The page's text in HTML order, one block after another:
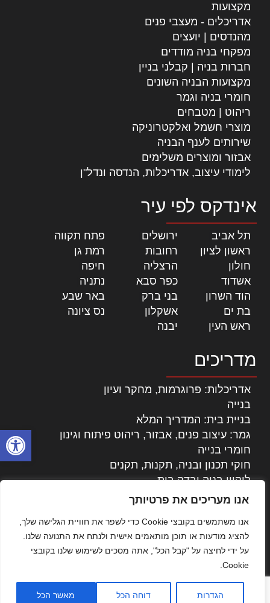
פתח
אנו מעריכים את פרטיותך
אנו משתמשים בקובצי Cookie כדי לשפר את חוויית הגלישה שלך,
להציג מודעות או תוכן מותאמים אישית ולנתח את התנועה שלנו.
על ידי לחיצה על "קבל הכל", אתה מסכים לשימוש שלנו בקובצי
Cookie.
הגדרות דוחה הכל מאשר הכל
מקצועות
אדריכלים - מעצבי פנים
מהנדסים | יועצים
מפקחי בניה מודדים
חברות בניה | קבלני בניין
מקצועות הבניה השונים
חומרי בניה וגמר
ריהוט | מטבחים
מוצרי חשמל ואלקטרוניקה
שירותים לענף הבניה
אבזור ומוצרים משלימים
לימודי עיצוב, אדריכלות, הנדסה ונדל"ן
אינדקס לפי עיר
תל אביב ירושלים פתח תקווה
ראשון לציון
רחובות רמת גן
חולון
הרצליה חיפה
אשדוד
כפר סבא נתניה
הוד השרון
בני ברק באר שבע
בת ים
אשקלון נס ציונה
ראש העין
יבנה
מדריכים
אדריכלות: פרוגרמות, מחקר ועיון
בנייה
בניית בית: המדריך המלא
גמר: עיצוב פנים, אבזור, ריהוט פיתוח וגינון
חומרי בנייה
חוקי תכנון ובניה, תקנות, תקנים
ליקויי בניה ובדק בית
נדל"ן: זכויות, אגרות ועסקאות
עקרונות ניהול אחזקה מתקדמות
צילום אדריכלי
שיווק נדלן
שיטות בניה: מפרטים והמלצות
תוכן שיווקי